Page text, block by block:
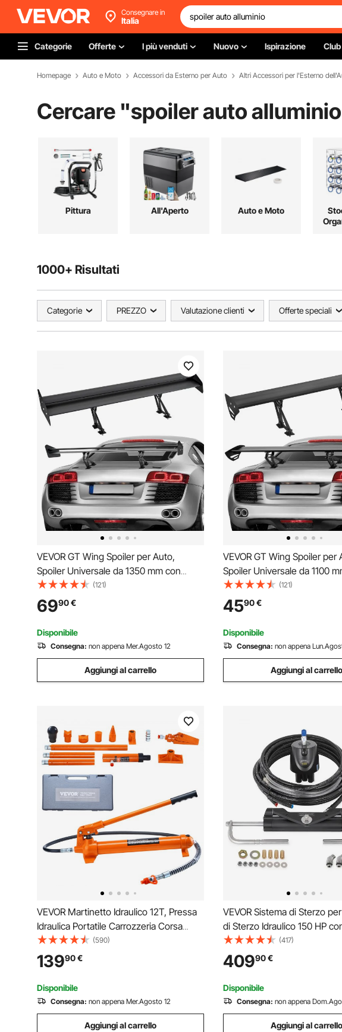
Consegnare in
Italia
Categorie Offerte I più venduti Nuovo Ispirazione
Homepage Auto e Moto Accessori da Esterno per Auto Altri Accessori per l'Esterno
Cercare "spoiler auto alluminio
Pittura All'Aperto Auto e Moto
1000+ Risultati
Categorie PREZZO Valutazione clienti Offerte speciali
VEVOR GT Wing Spoiler per Auto,
Spoiler Universale da 1350 mm con
Doppio Piano, Alluminio Leggero
Regolabile, Spoiler Posteriore, Ala Spoiler
Posteriore per Auto, Spoiler da Corsa
BGW/JDM Drift Nero
(121)
6990€
Disponibile
Consegna: non appena Mer.Agosto 12
Aggiungi al carrello
VEVOR GT Wing Spoiler per
Spoiler Universale da 1100
Ponte Singolo, Alluminio
Regolabile, Ala Spoiler
Posteriore per Auto, Spoiler
BGW/JDM Drift Nero
(121)
4590€
Disponibile
Consegna: non appena
Aggiungi al carrello
VEVOR Martinetto Idraulico 12T, Pressa
Idraulica Portatile Carrozzeria Corsa
132mm, con Tubo Olio da 1,4 m e
Custodia, per Riparazione Telaio Auto
Costruzione Auto, Martinetto Idraulico
Cilindro
(590)
13990€
Disponibile
Consegna: non appena Mer.Agosto 12
Aggiungi al carrello
VEVOR Sistema di Sterzo
di Sterzo Idraulico 150 HP
Pompa, Kit Timoneria Idraulica
Fuoribordo in Lega di
Resistenza per un Massimo
(417)
40990€
Disponibile
Consegna: non appena
Aggiungi al carrello